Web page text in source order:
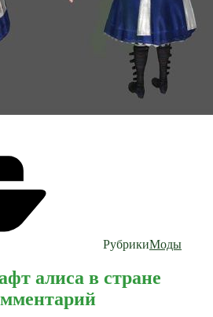
РубрикиМоды
алиса в стране